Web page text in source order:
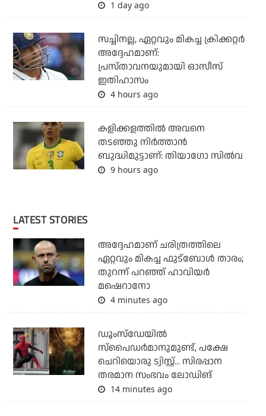
1 day ago
സച്ചിനല്ല, ഏറ്റവും മികച്ച ക്രിക്കറ്റര്‍
അദ്ദേഹമാണ്:
പ്രസ്താവനയുമായി ഓസീസ്
ഇതിഹാസം
4 hours ago
കളിക്കളത്തില്‍ അവനെ
തടഞ്ഞു നിര്‍ത്താന്‍
ബുദ്ധിമുട്ടാണ്: തിയാഗോ സില്‍വ
9 hours ago
LATEST STORIES
അദ്ദേഹമാണ് ചരിത്രത്തിലെ
ഏറ്റവും മികച്ച ഫുട്‌ബോള്‍ താരം;
തുറന്ന് പറഞ്ഞ് ഹാവിയര്‍
മഷെറാനോ
4 minutes ago
ഡൂംസ്‌ഡേയില്‍
സ്‌പൈഡര്‍മാനുമുണ്ട്, പക്ഷേ
ചെറിയൊരു ട്വിസ്റ്റ്... സിരപ്പാന
തരമാന സംഭവം ലോഡിങ്
14 minutes ago